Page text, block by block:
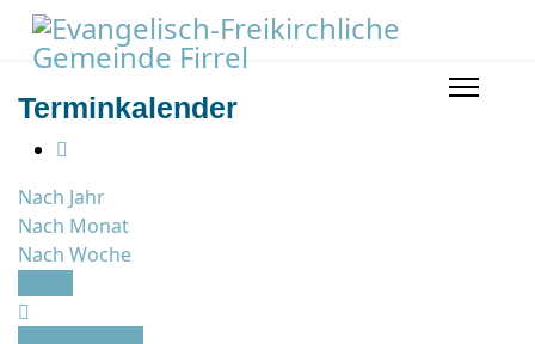
Terminkalender
Nach Jahr
Nach Monat
Nach Woche